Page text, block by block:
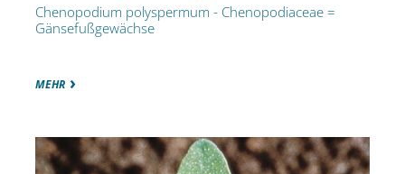
Chenopodium polyspermum - Chenopodiaceae =
Gänsefußgewächse
MEHR